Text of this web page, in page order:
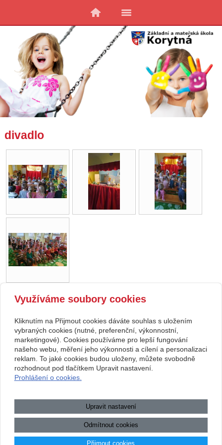
divadlo
zpět
Copyright © 2026 Základní škola, Korytná, okres Uherské Hradiště, příspěvková
a
Mapa webu|Zobrazit klasickou verzi
Přístupnost webových stránek|GDPR|
informace
.:.
Využíváme soubory cookies
Kliknutím na Přijmout cookies dáváte souhlas s uložením
vybraných cookies (nutné, preferenční, výkonnostní,
marketingové). Cookies používáme pro lepší fungování
našeho webu, měření jeho výkonnosti a cílení a personalizaci
reklam. To jaké cookies budou uloženy, můžete svobodně
rozhodnout pod tlačítkem Upravit nastavení.
Prohlášení o cookies.
Upravit nastavení
Odmítnout cookies
Přijmout cookies